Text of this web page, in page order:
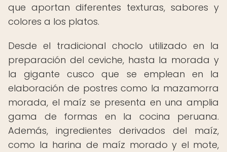
que aportan diferentes texturas, sabores y
colores a los platos.
Desde el tradicional choclo utilizado en la
preparación del ceviche, hasta la morada y
la gigante cusco que se emplean en la
elaboración de postres como la mazamorra
morada, el maíz se presenta en una amplia
gama de formas en la cocina peruana.
Además, ingredientes derivados del maíz,
como la harina de maíz morado y el mote,